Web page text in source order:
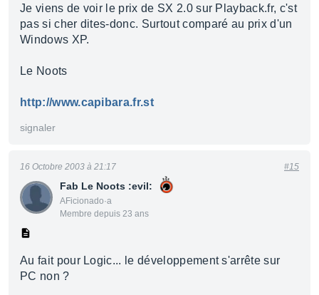
Je viens de voir le prix de SX 2.0 sur Playback.fr, c'st
pas si cher dites-donc. Surtout comparé au prix d'un
Windows XP.
Le Noots
http://www.capibara.fr.st
signaler
Fab Le Noots :evil:
AFicionado·a
Membre depuis 23 ans
16 Octobre 2003 à 21:17 #15
Au fait pour Logic... le développement s'arrête sur
PC non ?